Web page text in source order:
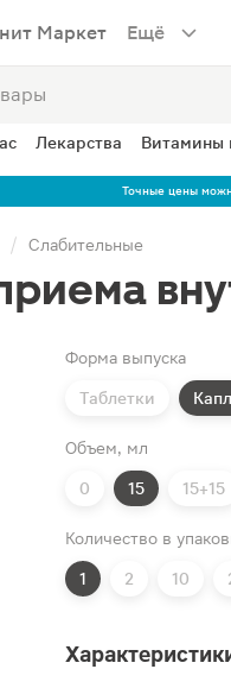
Маркет Ещё
Лекарства Витамины
Точные цены
Слабительные
Форма выпуска
Таблетки
Объем, мл
0 15 15+15
Количество в
1 2 10